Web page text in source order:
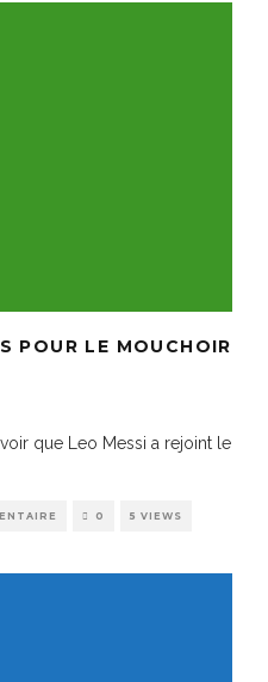
POUR LE MOUCHOIR
que Leo Messi a rejoint le
0 5 VIEWS